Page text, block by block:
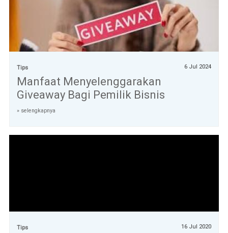
Tips 6 Jul 2024
Manfaat Menyelenggarakan
Giveaway Bagi Pemilik Bisnis
» selengkapnya
Tips 16 Jul 2020